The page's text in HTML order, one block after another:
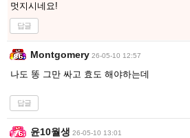
멋지시네요!
답글
Montgomery 26-05-10 12:57
나도 똥 그만 싸고 효도 해야하는데
답글
윤10월생 26-05-10 13:01